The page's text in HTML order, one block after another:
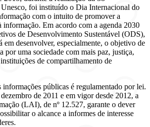
foi instituído o Dia Internacional do
com o intuito de promover a
informação. Em acordo com a agenda 2030
de Desenvolvimento Sustentável (ODS),
em desenvolver, especialmente, o objetivo de
por uma sociedade com mais paz, justiça,
de compartilhamento de
informações públicas é regulamentado por lei.
de 2011 e em vigor desde 2012, a
(LAI), de nº 12.527, garante o dever
o alcance a informes de interesse